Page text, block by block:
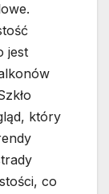
jest
który
co